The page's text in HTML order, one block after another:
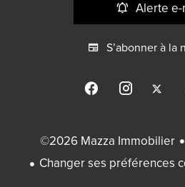
Alerte e-
S’abonner à la
©2026 Mazza Immobilier
Changer ses préférences